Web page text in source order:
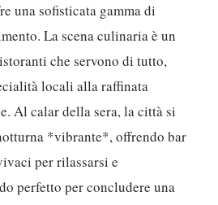
una sofisticata gamma di
La scena culinaria è un
che servono di tutto,
locali alla raffinata
Al calar della sera, la città si
*vibrante*, offrendo bar
per rilassarsi e
perfetto per concludere una